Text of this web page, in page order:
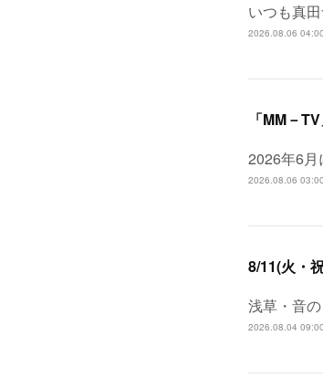
いつも真
2026.08.06 04:00
「MM－
2026年6
2026.08.06 03:00
浅草・音
2026.08.04 09:00